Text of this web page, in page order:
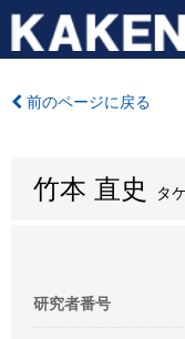
前のページに戻る
竹本 直史 タ
研究者番号